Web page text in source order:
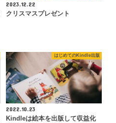
2023.12.22
クリスマスプレゼント
はじめてのKindle出版
2022.10.23
Kindleは絵本を出版して収益化